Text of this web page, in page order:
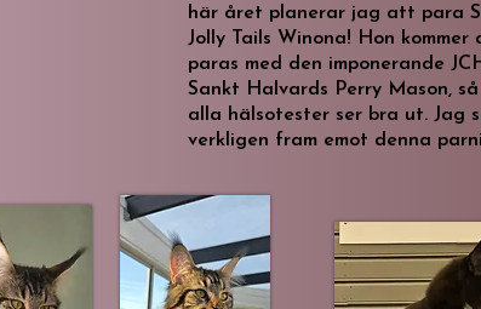
här året planerar jag att para
Jolly Tails Winona! Hon kommer
paras med den imponerande
Sankt Halvards Perry Mason,
alla hälsotester ser bra ut. Jag
verkligen fram emot denna